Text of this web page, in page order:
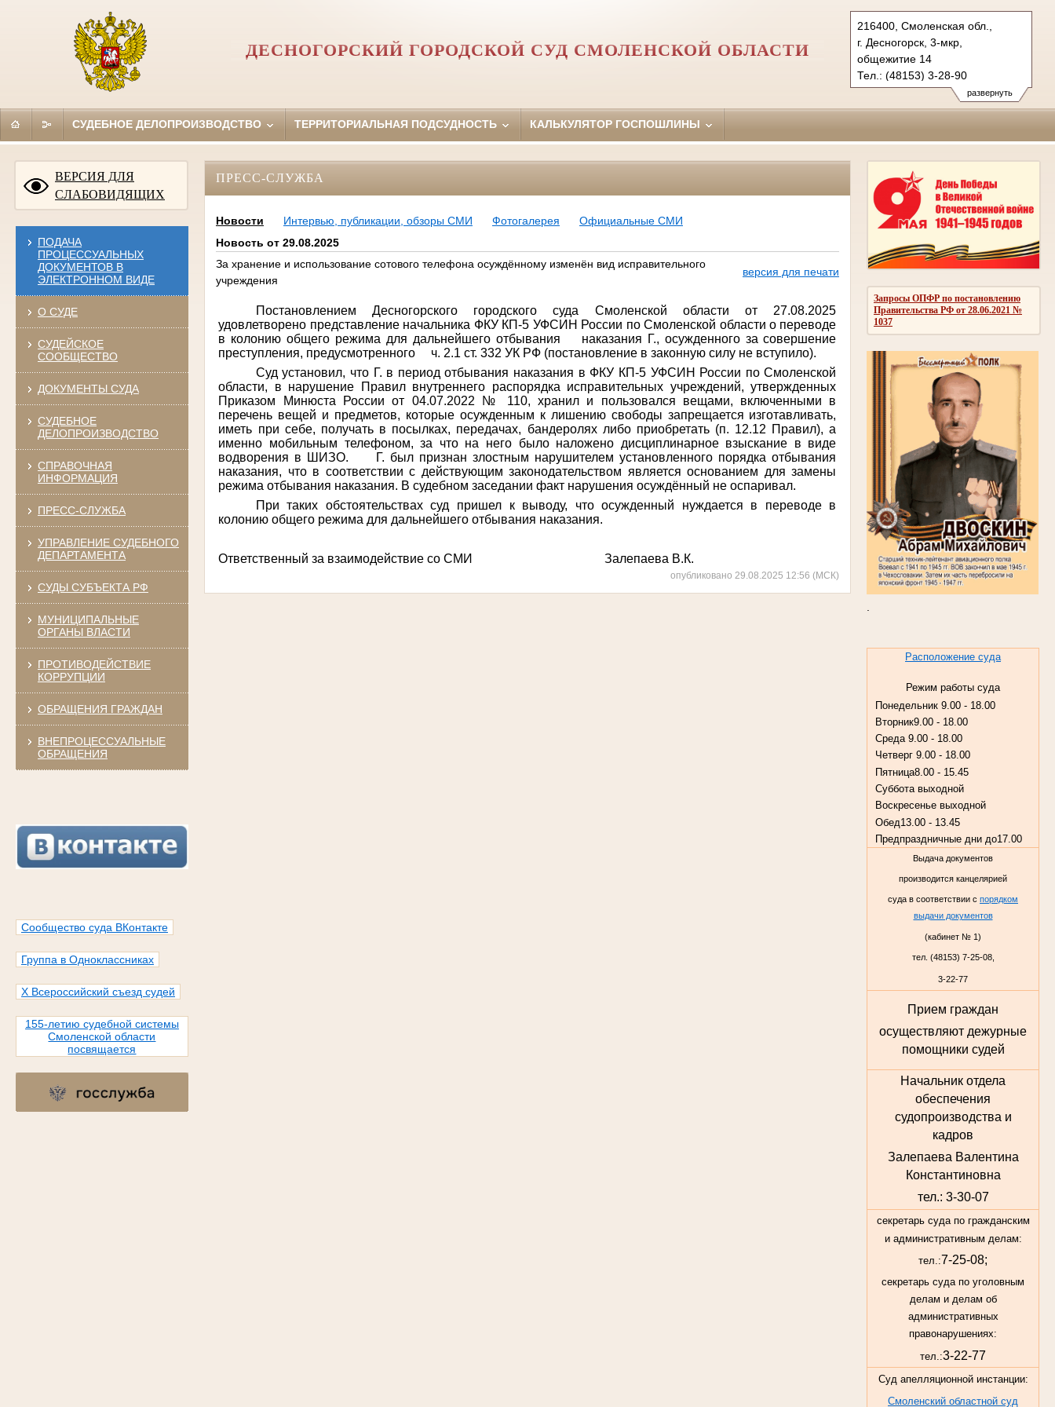
развернуть
216400, Смоленская обл.,
г. Десногорск, 3-мкр,
общежитие 14
Тел.: (48153) 3-28-90
desnogorsk.sml@sudrf.ru
ДЕСНОГОРСКИЙ ГОРОДСКОЙ СУД СМОЛЕНСКОЙ ОБЛАСТИ
СУДЕБНОЕ ДЕЛОПРОИЗВОДСТВО ТЕРРИТОРИАЛЬНАЯ ПОДСУДНОСТЬ КАЛЬКУЛЯТОР ГОСПОШЛИНЫ
ВЕРСИЯ ДЛЯ
СЛАБОВИДЯЩИХ
ПОДАЧА
ПРОЦЕССУАЛЬНЫХ
ДОКУМЕНТОВ В
ЭЛЕКТРОННОМ ВИДЕ
О СУДЕ
СУДЕЙСКОЕ
СООБЩЕСТВО
ДОКУМЕНТЫ СУДА
СУДЕБНОЕ
ДЕЛОПРОИЗВОДСТВО
СПРАВОЧНАЯ
ИНФОРМАЦИЯ
ПРЕСС-СЛУЖБА
УПРАВЛЕНИЕ СУДЕБНОГО
ДЕПАРТАМЕНТА
СУДЫ СУБЪЕКТА РФ
МУНИЦИПАЛЬНЫЕ
ОРГАНЫ ВЛАСТИ
ПРОТИВОДЕЙСТВИЕ
КОРРУПЦИИ
ОБРАЩЕНИЯ ГРАЖДАН
ВНЕПРОЦЕССУАЛЬНЫЕ
ОБРАЩЕНИЯ
Сообщество суда ВКонтакте
Группа в Одноклассниках
X Всероссийский съезд судей
155-летию судебной системы
Смоленской области
посвящается
Запросы ОПФР по постановлению
Правительства РФ от 28.06.2021 №
1037
Расположение суда
Режим работы суда
Понедельник 9.00 - 18.00
Вторник9.00 - 18.00
Среда 9.00 - 18.00
Четверг 9.00 - 18.00
Пятница8.00 - 15.45
Суббота выходной
Воскресенье выходной
Обед13.00 - 13.45
Предпраздничные дни до17.00
Выдача документов
производится канцелярией
суда в соответствии с порядком
выдачи документов
(кабинет № 1)
тел. (48153) 7-25-08,
3-22-77
Прием граждан
осуществляют дежурные
помощники судей
Начальник отдела
обеспечения
судопроизводства и
кадров
Залепаева Валентина
Константиновна
тел.: 3-30-07
секретарь суда по гражданским
и административным делам:
тел.:7-25-08;
секретарь суда по уголовным
делам и делам об
административных
правонарушениях:
тел.:3-22-77
Суд апелляционной инстанции:
Смоленский областной суд
ПРЕСС-СЛУЖБА
Новости Интервью, публикации, обзоры СМИ Фотогалерея
Официальные СМИ
Новость от 29.08.2025
За хранение и использование сотового телефона осуждённому изменён вид исправительного
учреждения
версия для печати
Постановлением Десногорского городского суда Смоленской области от 27.08.2025
удовлетворено представление начальника ФКУ КП-5 УФСИН России по Смоленской области о переводе
в колонию общего режима для дальнейшего отбывания наказания Г., осужденного за совершение
преступления, предусмотренного ч. 2.1 ст. 332 УК РФ (постановление в законную силу не вступило).
Суд установил, что Г. в период отбывания наказания в ФКУ КП-5 УФСИН России по Смоленской
области, в нарушение Правил внутреннего распорядка исправительных учреждений, утвержденных
Приказом Минюста России от 04.07.2022 № 110, хранил и пользовался вещами, включенными в
перечень вещей и предметов, которые осужденным к лишению свободы запрещается изготавливать,
иметь при себе, получать в посылках, передачах, бандеролях либо приобретать (п. 12.12 Правил), а
именно мобильным телефоном, за что на него было наложено дисциплинарное взыскание в виде
водворения в ШИЗО. Г. был признан злостным нарушителем установленного порядка отбывания
наказания, что в соответствии с действующим законодательством является основанием для замены
режима отбывания наказания. В судебном заседании факт нарушения осуждённый не оспаривал.
При таких обстоятельствах суд пришел к выводу, что осужденный нуждается в переводе в
колонию общего режима для дальнейшего отбывания наказания.
Ответственный за взаимодействие со СМИ Залепаева В.К.
опубликовано 29.08.2025 12:56 (МСК)